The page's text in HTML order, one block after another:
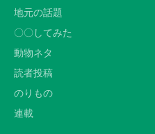
地元の話題
〇〇してみた
動物ネタ
読者投稿
のりもの
連載